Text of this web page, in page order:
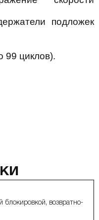
подложек
99 циклов).
блокировкой, возвратно-